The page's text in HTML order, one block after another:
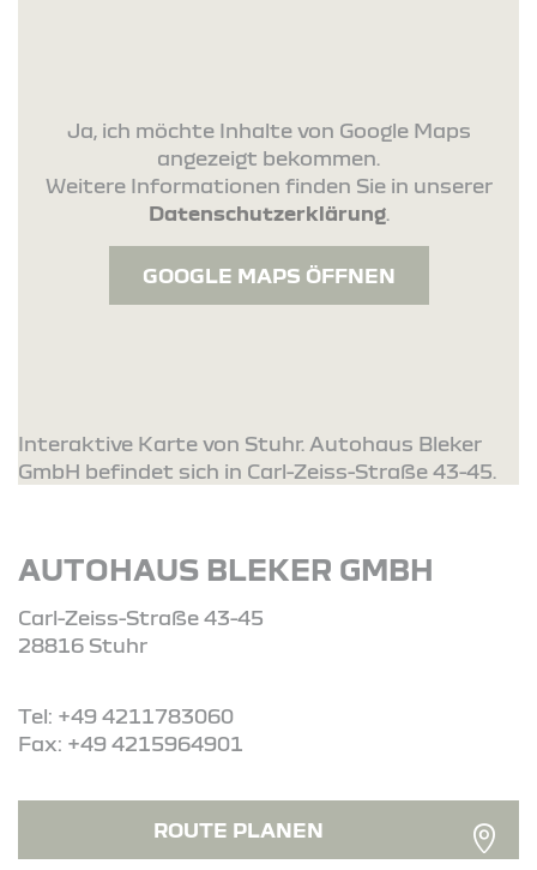
Ja, ich möchte Inhalte von Google Maps
angezeigt bekommen.
Weitere Informationen finden Sie in unserer
Datenschutzerklärung.
GOOGLE MAPS ÖFFNEN
Interaktive Karte von Stuhr. Autohaus Bleker
GmbH befindet sich in Carl-Zeiss-Straße 43-45.
AUTOHAUS BLEKER GMBH
Carl-Zeiss-Straße 43-45
28816 Stuhr
Tel: +49 4211783060
Fax: +49 4215964901
ROUTE PLANEN